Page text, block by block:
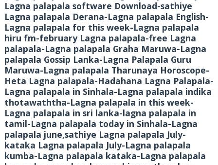
Lagna palapala software Download-sathiye
Lagna palapala Derana-Lagna palapala English-
Lagna palapala for this week-Lagna palapala
hiru fm-february Lagna palapala-free Lagna
palapala-Lagna palapala Graha Maruwa-Lagna
palapala Gossip Lanka-Lagna Palapala Guru
Maruwa-Lagna palapala Tharunaya Horoscope-
Heta Lagna palapala-Hadahana Lagna Palapala-
Lagna palapala in Sinhala-Lagna palapala indika
thotawaththa-Lagna palapala in this week-
Lagna palapala in sri lanka-lagna palapala in
tamil-Lagna palapala today in Sinhala-Lagna
palapala june,sathiye Lagna palapala July-
kataka Lagna palapala July-Lagna palapala
kumba-Lagna palapala kataka-Lagna palapala